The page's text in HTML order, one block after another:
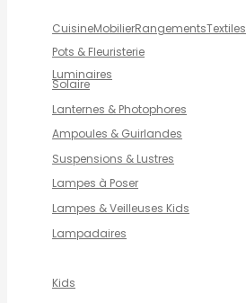
CuisineMobilierRangementsTextiles
Pots & Fleuristerie
Luminaires
Solaire
Lanternes & Photophores
Ampoules & Guirlandes
Suspensions & Lustres
Lampes à Poser
Lampes & Veilleuses Kids
Lampadaires
Kids